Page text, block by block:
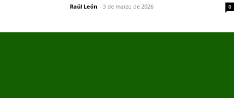
Raúl León - 3 de marzo de 2026 0